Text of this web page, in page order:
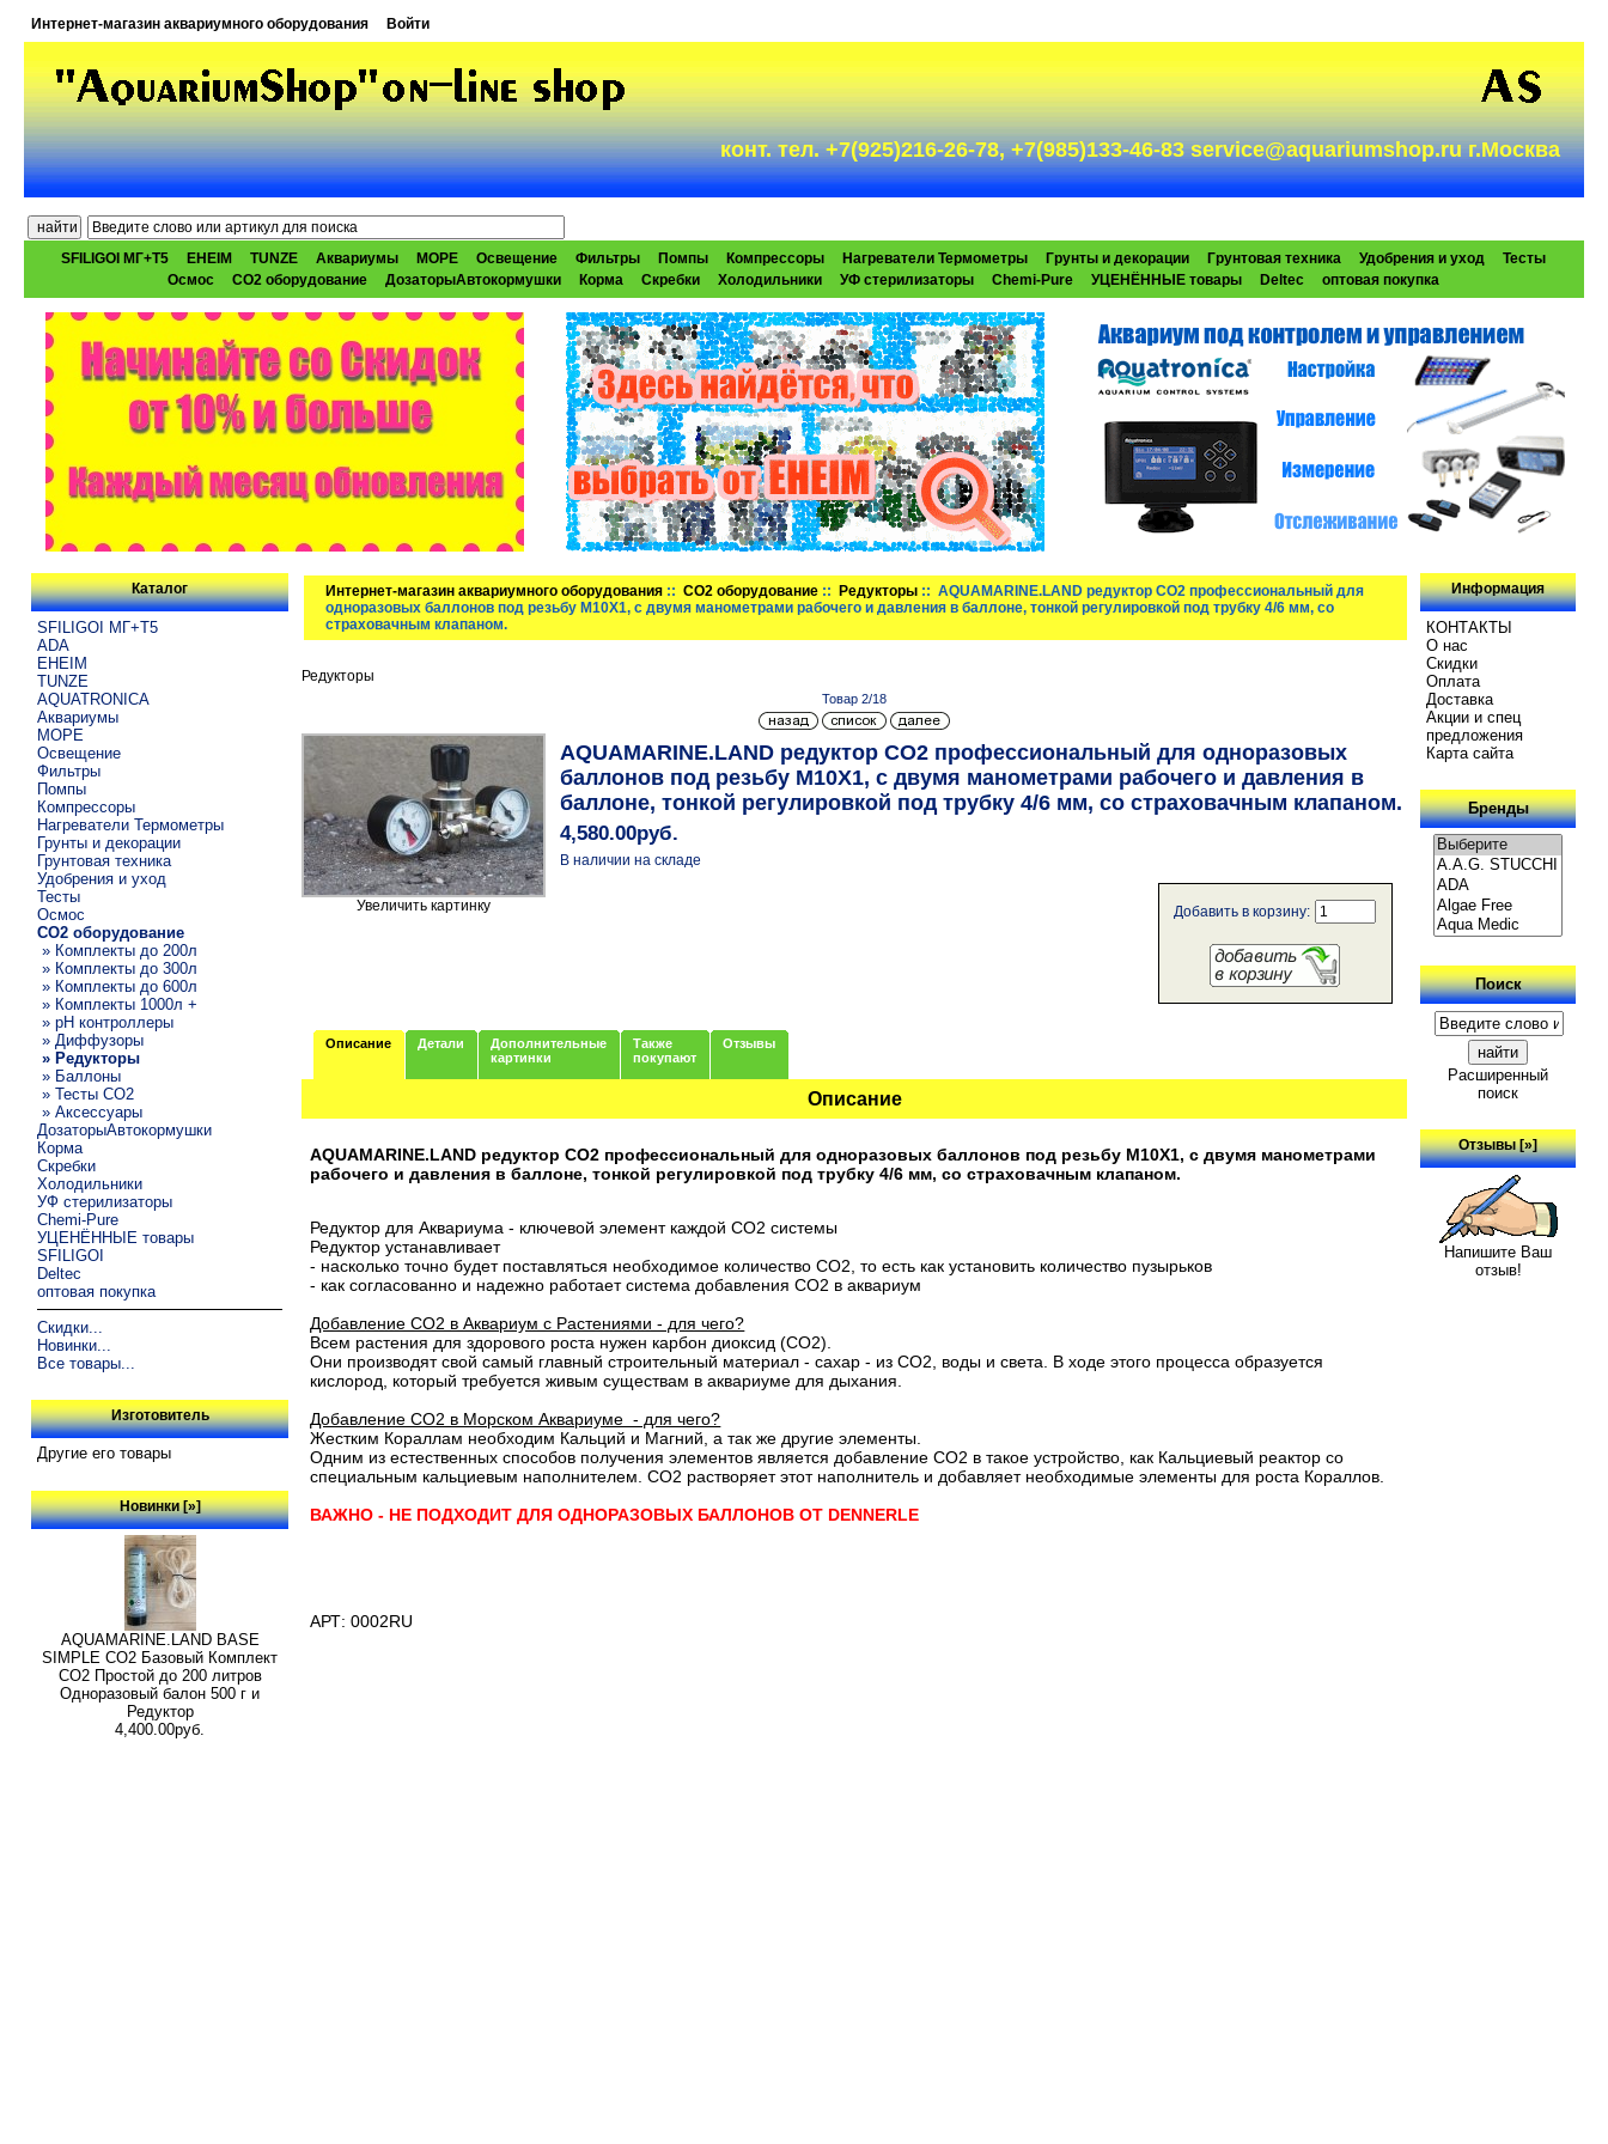
Интернет-магазин аквариумного оборудования Войти
конт. тел. +7(925)216-26-78, +7(985)133-46-83 service@aquariumshop.ru г.Москва
SFILIGOI МГ+Т5 EHEIM TUNZE Аквариумы МОРЕ Освещение Фильтры Помпы Компрессоры Нагреватели Термометры Грунты и декорации Грунтовая техника Удобрения и уход
Тесты
Осмос
CO2 оборудование ДозаторыАвтокормушки Корма Скребки Холодильники УФ стерилизаторы Chemi-Pure УЦЕНЁННЫЕ товары Deltec оптовая покупка
Каталог
SFILIGOI МГ+Т5
ADA
EHEIM
TUNZE
AQUATRONICA
Аквариумы
МОРЕ
Освещение
Фильтры
Помпы
Компрессоры
Нагреватели Термометры
Грунты и декорации
Грунтовая техника
Удобрения и уход
Тесты
Осмос
CO2 оборудование
» Комплекты до 200л
» Комплекты до 300л
» Комплекты до 600л
» Комплекты 1000л +
» pH контроллеры
» Диффузоры
» Редукторы
» Баллоны
» Тесты CO2
» Аксессуары
ДозаторыАвтокормушки
Корма
Скребки
Холодильники
УФ стерилизаторы
Chemi-Pure
УЦЕНЁННЫЕ товары
SFILIGOI
Deltec
оптовая покупка
Скидки...
Новинки...
Все товары...
Изготовитель
Другие его товары
Новинки [»]
AQUAMARINE.LAND BASE
SIMPLE СО2 Базовый Комплект
СО2 Простой до 200 литров
Одноразовый балон 500 г и
Редуктор
4,400.00руб.
Интернет-магазин аквариумного оборудования ::CO2 оборудование :: Редукторы :: AQUAMARINE.LAND редуктор СО2 профессиональный для
одноразовых баллонов под резьбу M10X1, с двумя манометрами рабочего и давления в баллоне, тонкой регулировкой под трубку 4/6 мм, со
страховачным клапаном.
Редукторы
Товар 2/18
Увеличить картинку
AQUAMARINE.LAND редуктор СО2 профессиональный для одноразовых
баллонов под резьбу M10X1, с двумя манометрами рабочего и давления в
баллоне, тонкой регулировкой под трубку 4/6 мм, со страховачным клапаном.
4,580.00руб.
В наличии на складе
Добавить в корзину:
Описание Детали
Дополнительные
картинки
Также
покупают
Отзывы
Описание
AQUAMARINE.LAND редуктор СО2 профессиональный для одноразовых баллонов под резьбу M10X1, с двумя манометрами
рабочего и давления в баллоне, тонкой регулировкой под трубку 4/6 мм, со страховачным клапаном.
Редуктор для Аквариума - ключевой элемент каждой СО2 системы
Редуктор устанавливает
- насколько точно будет поставляться необходимое количество СО2, то есть как установить количество пузырьков
- как согласованно и надежно работает система добавления СО2 в аквариум
Добавление СО2 в Аквариум с Растениями - для чего?
Всем растения для здорового роста нужен карбон диоксид (СО2).
Они производят свой самый главный строительный материал - сахар - из СО2, воды и света. В ходе этого процесса образуется
кислород, который требуется живым существам в аквариуме для дыхания.
Добавление СО2 в Морском Аквариуме - для чего?
Жестким Кораллам необходим Кальций и Магний, а так же другие элементы.
Одним из естественных способов получения элементов является добавление СО2 в такое устройство, как Кальциевый реактор со
специальным кальциевым наполнителем. СО2 растворяет этот наполнитель и добавляет необходимые элементы для роста Кораллов.
ВАЖНО - НЕ ПОДХОДИТ ДЛЯ ОДНОРАЗОВЫХ БАЛЛОНОВ ОТ DENNERLE
АРТ: 0002RU
Информация
КОНТАКТЫ
О нас
Скидки
Oплатa
Доставка
Акции и спец
предложения
Карта сайта
Бренды
Поиск
Расширенный
поиск
Отзывы [»]
Напишите Ваш
отзыв!